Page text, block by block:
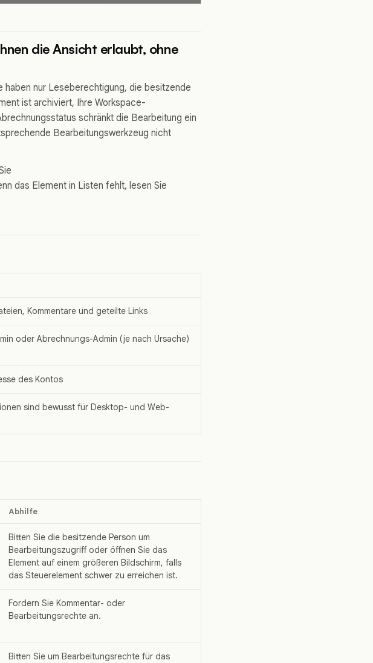
die Ansicht erlaubt, ohne
haben nur Leseberechtigung, die besitzende
ist archiviert, Ihre Workspace-
schränkt die Bearbeitung ein
Bearbeitungswerkzeug nicht
das Element in Listen fehlt, lesen Sie
Kommentare und geteilte Links
oder Abrechnungs-Admin (je nach Ursache)
des Kontos
sind bewusst für Desktop- und Web-
Abhilfe
Bitten Sie die besitzende Person um
Bearbeitungszugriff oder öffnen Sie das
Element auf einem größeren Bildschirm, falls
das Steuerelement schwer zu erreichen ist.
Fordern Sie Kommentar- oder
Bearbeitungsrechte an.
Bitten Sie um Bearbeitungsrechte für das